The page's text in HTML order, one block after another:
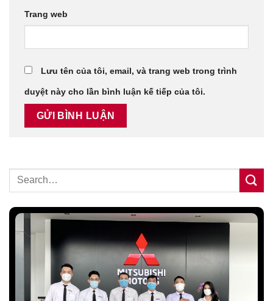
Trang web
Lưu tên của tôi, email, và trang web trong trình
duyệt này cho lần bình luận kế tiếp của tôi.